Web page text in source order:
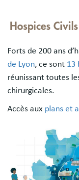
Hospices
Forts de 200 ans
de Lyon, ce sont 13
réunissant toutes
chirurgicales.
Accès aux plans et